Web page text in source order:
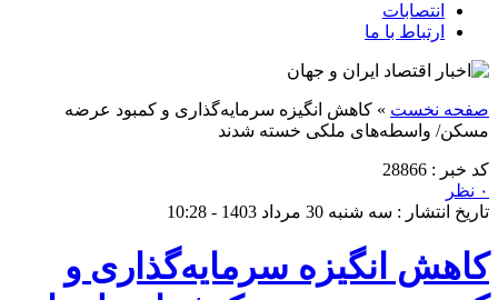
انتصابات
ارتباط با ما
صفحه نخست » کاهش انگیزه سرمایه‌گذاری و کمبود عرضه
مسکن/ واسطه‌های ملکی خسته شدند
کد خبر : 28866
۰ نظر
تاریخ انتشار : سه شنبه 30 مرداد 1403 - 10:28
کاهش انگیزه سرمایه‌گذاری و